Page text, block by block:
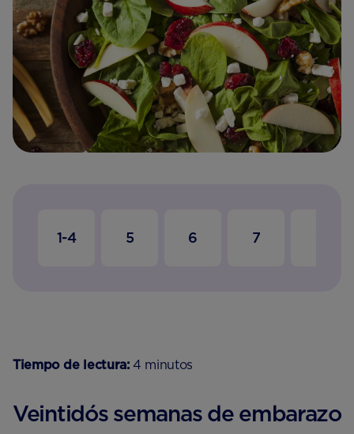
1-4 5 6 7
Tiempo de lectura: 4 minutos
Veintidós semanas de embarazo